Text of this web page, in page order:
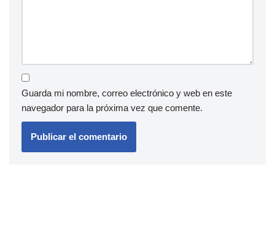
Guarda mi nombre, correo electrónico y web en este
navegador para la próxima vez que comente.